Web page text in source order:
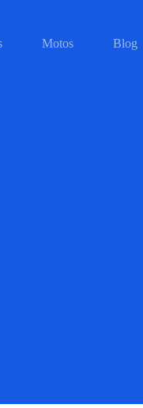
Motos Blog